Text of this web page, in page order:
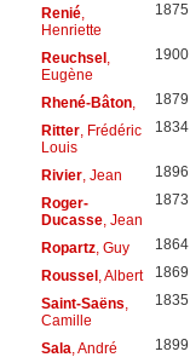
Renié,
Henriette
1875
Reuchsel ,
Eugène
1900
Rhené-Bâton, 1879
Ritter, Frédéric
Louis
1834
Rivier, Jean 1896
Roger-
Ducasse, Jean
1873
Ropartz, Guy 1864
Roussel , Albert 1869
Saint-Saëns,
Camille
1835
Sala, André 1899